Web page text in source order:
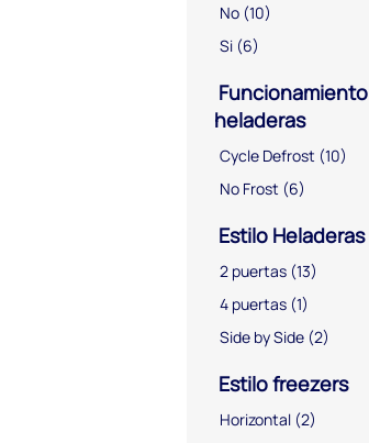
No (10)
Si (6)
Funcionamiento
heladeras
Cycle Defrost (10)
No Frost (6)
Estilo Heladeras
2 puertas (13)
4 puertas (1)
Side by Side (2)
Estilo freezers
Horizontal (2)